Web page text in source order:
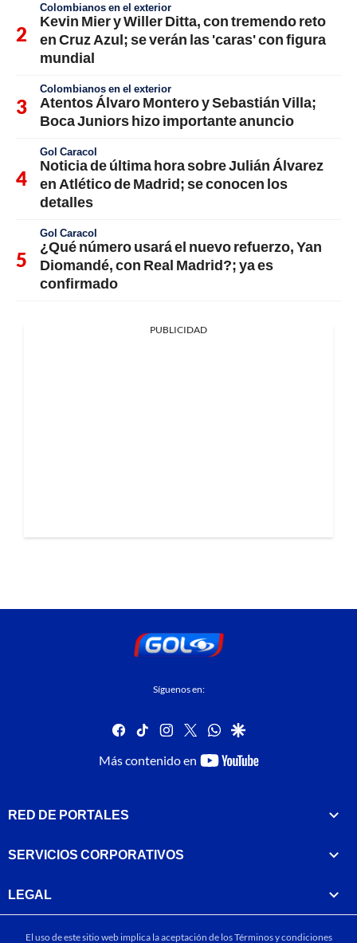
Colombianos en el exterior
Kevin Mier y Willer Ditta, con tremendo reto
en Cruz Azul; se verán las 'caras' con figura
mundial
Colombianos en el exterior
Atentos Álvaro Montero y Sebastián Villa;
Boca Juniors hizo importante anuncio
Gol Caracol
Noticia de última hora sobre Julián Álvarez
en Atlético de Madrid; se conocen los
detalles
Gol Caracol
¿Qué número usará el nuevo refuerzo, Yan
Diomandé, con Real Madrid?; ya es
confirmado
PUBLICIDAD
Síguenos en:
facebook
tiktok instagram
twitterwhatsapp
google
Más contenido en
youtube-
RED DE PORTALES
SERVICIOS CORPORATIVOS
LEGAL
El uso de este sitio web implica la aceptación de losTérminos y condiciones